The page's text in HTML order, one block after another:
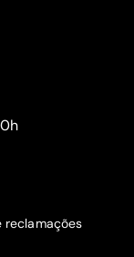
reclamações